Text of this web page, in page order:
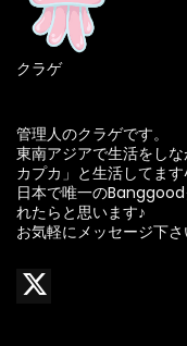
クラゲ
管理人のクラゲです。
東南アジアで生活をし
カプカ」と生活してま
日本で唯一の
れたらと思います♪
お気軽にメッセージ下